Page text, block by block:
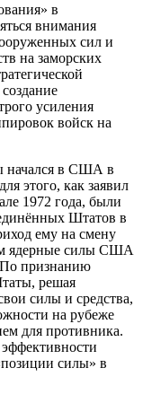
в
внимания
сил и
на заморских
усиления
войск на
начался в США в
этого, как заявил
1972 года, были
Штатов в
ему на смену
ядерные силы США
признанию
решая
силы и средства,
на рубеже
для противника.
силы» в